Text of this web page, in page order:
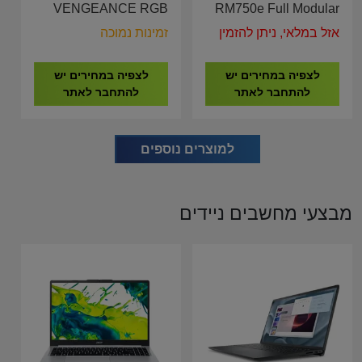
RM750e Full Modular
ATX 3.1 PCIE 5.1 ATX
9020292-EU
אזל במלאי, ניתן להזמין
לצפיה במחירים יש
להתחבר לאתר
VENGEANCE RGB
32GB 2x16GB DDR5
CMH32GX5M2B6000C38
זמינות נמוכה
לצפיה במחירים יש
להתחבר לאתר
למוצרים נוספים
מבצעי מחשבים ניידים